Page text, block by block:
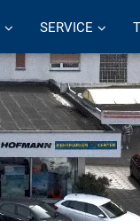
SERVICE